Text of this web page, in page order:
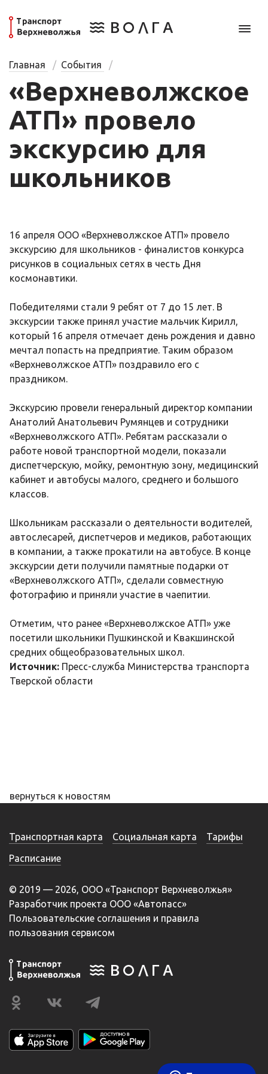
Главная События
«Верхневолжское
АТП» провело
экскурсию для
школьников
16 апреля ООО «Верхневолжское АТП» провело
экскурсию для школьников - финалистов конкурса
рисунков в социальных сетях в честь Дня
космонавтики.
Победителями стали 9 ребят от 7 до 15 лет. В
экскурсии также принял участие мальчик Кирилл,
который 16 апреля отмечает день рождения и давно
мечтал попасть на предприятие. Таким образом
«Верхневолжское АТП» поздравило его с
праздником.
Экскурсию провели генеральный директор компании
Анатолий Анатольевич Румянцев и сотрудники
«Верхневолжского АТП». Ребятам рассказали о
работе новой транспортной модели, показали
диспетчерскую, мойку, ремонтную зону, медицинский
кабинет и автобусы малого, среднего и большого
классов.
Школьникам рассказали о деятельности водителей,
автослесарей, диспетчеров и медиков, работающих
в компании, а также прокатили на автобусе. В конце
экскурсии дети получили памятные подарки от
«Верхневолжского АТП», сделали совместную
фотографию и приняли участие в чаепитии.
Отметим, что ранее «Верхневолжское АТП» уже
посетили школьники Пушкинской и Квакшинской
средних общеобразовательных школ.
Источник: Пресс-служба Министерства транспорта
Тверской области
вернуться к новостям
Транспортная карта Социальная карта
Тарифы
Расписание
© 2019 — 2026, ООО «Транспорт Верхневолжья»
Разработчик проекта ООО «Автопасс»
Пользовательские соглашения и правила
пользования сервисом